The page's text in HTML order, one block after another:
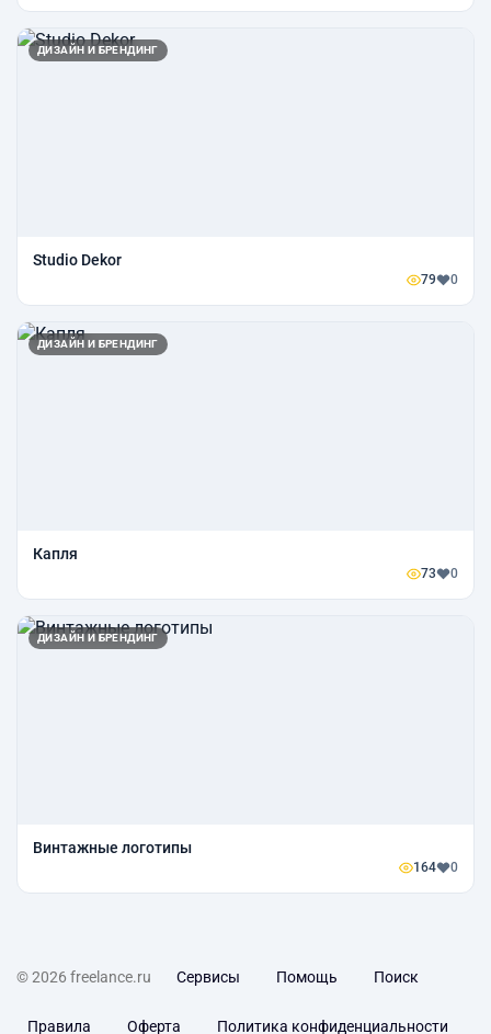
ДИЗАЙН И БРЕНДИНГ
Studio Dekor
79 0
ДИЗАЙН И БРЕНДИНГ
Капля
73 0
ДИЗАЙН И БРЕНДИНГ
Винтажные логотипы
164 0
© 2026 freelance.ru Сервисы Помощь Поиск
Правила Оферта Политика конфиденциальности